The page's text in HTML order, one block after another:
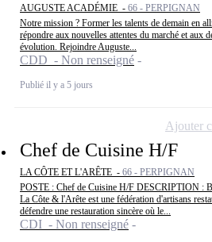
AUGUSTE ACADÉMIE - 66 - PERPIGNAN
Notre mission ? Former les talents de demain en
répondre aux nouvelles attentes du marché et aux
évolution. Rejoindre Auguste...
CDD - Non renseigné
Publié il y a 5 jours
Chef de Cuisine H/F
LA CÔTE ET L'ARÊTE - 66 - PERPIGNAN
POSTE : Chef de Cuisine H/F DESCRIPTION :
La Côte & l'Arête est une fédération d'artisans
défendre une restauration sincère où le...
CDI - Non renseigné
Ajouter